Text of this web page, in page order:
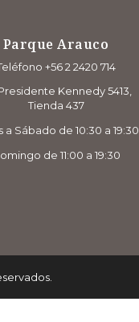
Parque Arauco
+56 2 2420 714
Kennedy 5413,
Tienda 437
a Sábado de 10:30 a 19:30
de 11:00 a 19:30